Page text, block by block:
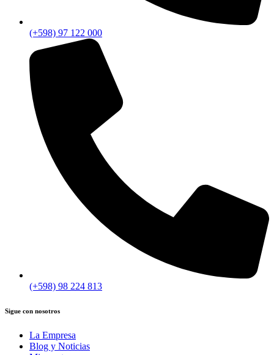
(+598) 97 122 000
(+598) 98 224 813
Sigue con nosotros
La Empresa
Blog y Noticias